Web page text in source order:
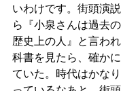
いわけです。街頭演
ら『小泉さんは過去
歴史上の人』と言わ
科書を見たら、確か
ていた。時代はかな